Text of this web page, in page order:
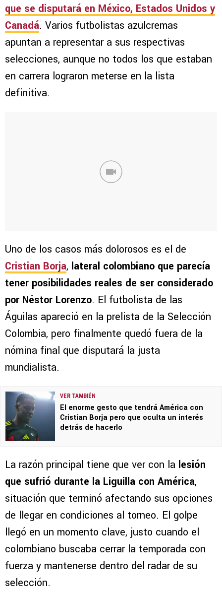
que se disputará en México, Estados Unidos y
Canadá. Varios futbolistas azulcremas
apuntan a representar a sus respectivas
selecciones, aunque no todos los que estaban
en carrera lograron meterse en la lista
definitiva.
Uno de los casos más dolorosos es el de
Cristian Borja, lateral colombiano que parecía
tener posibilidades reales de ser considerado
por Néstor Lorenzo. El futbolista de las
Águilas apareció en la prelista de la Selección
Colombia, pero finalmente quedó fuera de la
nómina final que disputará la justa
mundialista.
VER TAMBIÉN
El enorme gesto que tendrá América con
Cristian Borja pero que oculta un interés
detrás de hacerlo
La razón principal tiene que ver con la lesión
que sufrió durante la Liguilla con América,
situación que terminó afectando sus opciones
de llegar en condiciones al torneo. El golpe
llegó en un momento clave, justo cuando el
colombiano buscaba cerrar la temporada con
fuerza y mantenerse dentro del radar de su
selección.